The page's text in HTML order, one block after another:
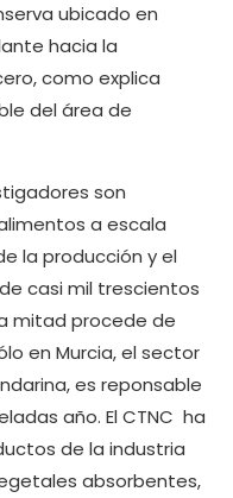
ubicado en
hacia la
como explica
del área de
son
a escala
la producción y el
casi mil trescientos
mitad procede de
en Murcia, el sector
es reponsable
año. El CTNC ha
de la industria
absorbentes,